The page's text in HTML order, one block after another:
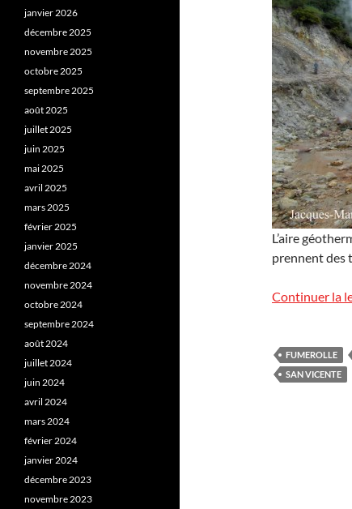
L’aire
prennent des
Continuer la
FUMEROLLE
SAN VICENTE
janvier 2026
décembre 2025
novembre 2025
octobre 2025
septembre 2025
août 2025
juillet 2025
juin 2025
mai 2025
avril 2025
mars 2025
février 2025
janvier 2025
décembre 2024
novembre 2024
octobre 2024
septembre 2024
août 2024
juillet 2024
juin 2024
avril 2024
mars 2024
février 2024
janvier 2024
décembre 2023
novembre 2023